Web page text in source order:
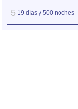
5 19 días y 500 noches